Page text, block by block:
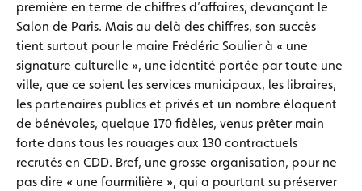
première en terme de chiffres d’affaires, devançant le
Salon de Paris. Mais au delà des chiffres, son succès
tient surtout pour le maire Frédéric Soulier à « une
signature culturelle », une identité portée par toute une
ville, que ce soient les services municipaux, les libraires,
les partenaires publics et privés et un nombre éloquent
de bénévoles, quelque 170 fidèles, venus prêter main
forte dans tous les rouages aux 130 contractuels
recrutés en CDD. Bref, une grosse organisation, pour ne
pas dire « une fourmilière », qui a pourtant su préserver